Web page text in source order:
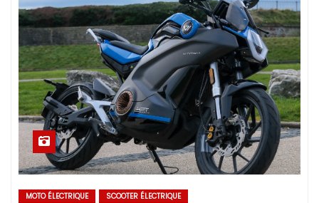
MOTO ÉLECTRIQUE SCOOTER ÉLECTRIQUE